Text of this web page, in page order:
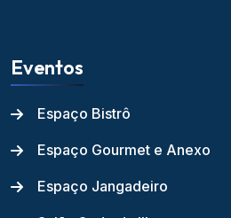
Eventos
Espaço Bistrô
Espaço Gourmet e Anexo
Espaço Jangadeiro